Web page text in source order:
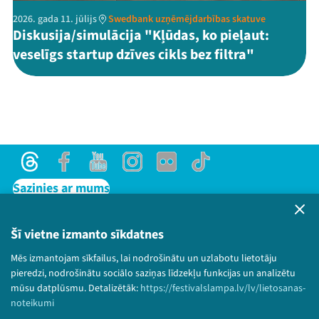
Šī vietne izmanto sīkdatnes
Mēs izmantojam sīkfailus, lai nodrošinātu un uzlabotu lietotāju
pieredzi, nodrošinātu sociālo saziņas līdzekļu funkcijas un analizētu
mūsu datplūsmu. Detalizētāk: https://festivalslampa.lv/lv/lietosanas-
noteikumi
2026. gada 11. jūlijs Swedbank uzņēmējdarbības skatuve
Diskusija/simulācija "Kļūdas, ko pieļaut:
veselīgs startup dzīves cikls bez filtra"
ThreadsFacebookYoutubeInstagram
Flick TikTok
Sazinies ar mums
Lietošanas noteikumi un sīkdatņu politika
Bērnu aizsardzības politika
© 2026 Sarunu festivāls LAMPA Visas tiesības
paturētas.